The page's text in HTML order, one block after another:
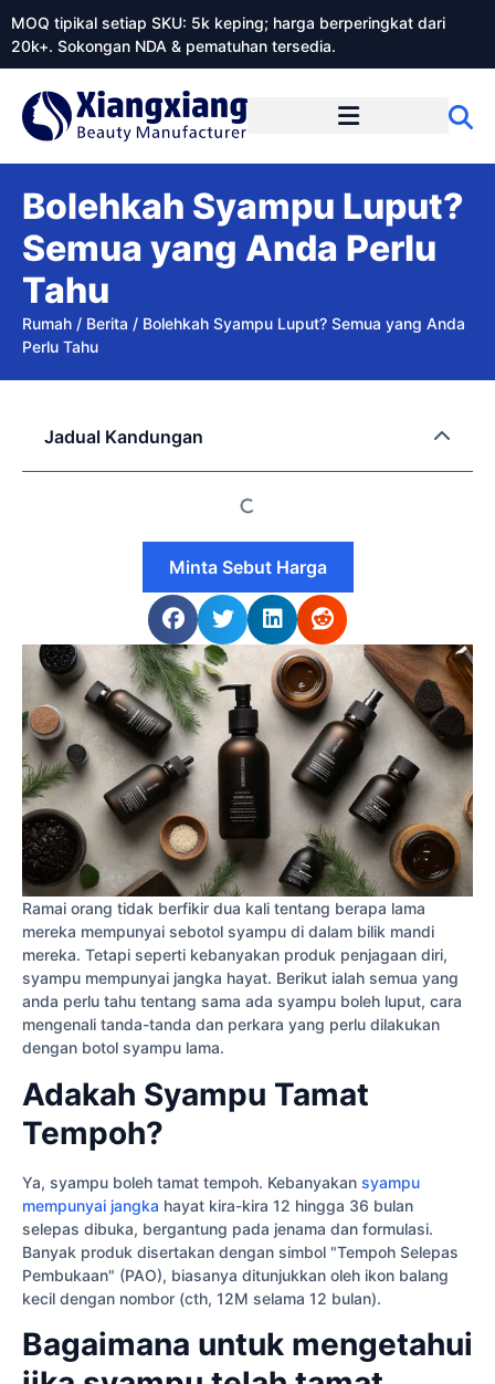
MOQ tipikal setiap SKU: 5k keping; harga berperingkat dari
20k+. Sokongan NDA & pematuhan tersedia.
Bolehkah Syampu Luput?
Semua yang Anda Perlu
Tahu
Rumah / Berita / Bolehkah Syampu Luput? Semua yang Anda
Perlu Tahu
Ramai orang tidak berfikir dua kali tentang berapa lama
mereka mempunyai sebotol syampu di dalam bilik mandi
mereka. Tetapi seperti kebanyakan produk penjagaan diri,
syampu mempunyai jangka hayat. Berikut ialah semua yang
anda perlu tahu tentang sama ada syampu boleh luput, cara
mengenali tanda-tanda dan perkara yang perlu dilakukan
dengan botol syampu lama.
Adakah Syampu Tamat
Tempoh?
Ya, syampu boleh tamat tempoh. Kebanyakan syampu
mempunyai jangka hayat kira-kira 12 hingga 36 bulan
selepas dibuka, bergantung pada jenama dan formulasi.
Banyak produk disertakan dengan simbol "Tempoh Selepas
Pembukaan" (PAO), biasanya ditunjukkan oleh ikon balang
kecil dengan nombor (cth, 12M selama 12 bulan).
Bagaimana untuk mengetahui
Jadual Kandungan
Minta Sebut Harga